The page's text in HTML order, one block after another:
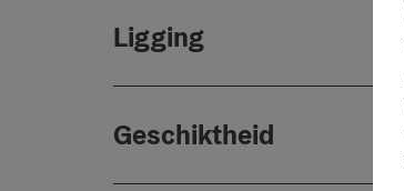
Ligging
Geschiktheid